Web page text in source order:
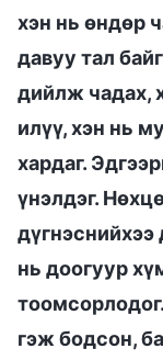
хэн нь өндөр
давуу тал
дийлж чадах,
илүү, хэн нь
хардаг.
үнэлдэг.
нь доогуур
гэж бодсон,